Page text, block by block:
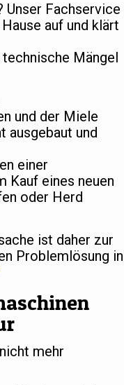
Fachservice
auf und klärt
Mängel
und der Miele
ausgebaut und
einer
Kauf eines neuen
oder Herd
ist daher zur
Problemlösung in
mehr